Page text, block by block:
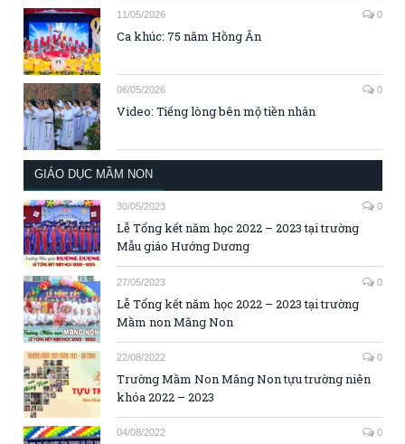
11/05/2026 0
Ca khúc: 75 năm Hồng Ân
06/05/2026 0
Video: Tiếng lòng bên mộ tiền nhân
GIÁO DỤC MẦM NON
30/05/2023 0
Lễ Tổng kết năm học 2022 – 2023 tại trường
Mẫu giáo Hướng Dương
27/05/2023 0
Lễ Tổng kết năm học 2022 – 2023 tại trường
Mầm non Măng Non
22/08/2022 0
Trường Mầm Non Măng Non tựu trường niên
khóa 2022 – 2023
04/08/2022 0